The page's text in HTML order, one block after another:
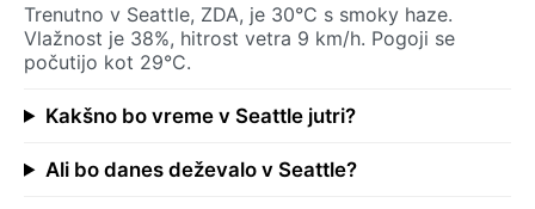
Trenutno v Seattle, ZDA, je 30°C s smoky haze.
Vlažnost je 38%, hitrost vetra 9 km/h. Pogoji se
počutijo kot 29°C.
Kakšno bo vreme v Seattle jutri?
Ali bo danes deževalo v Seattle?